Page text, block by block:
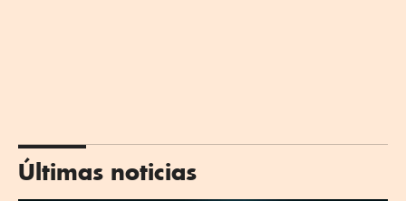
Últimas noticias